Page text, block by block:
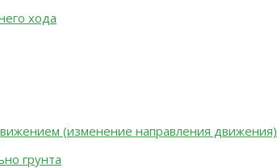
хода
(изменение направления движения)
грунта